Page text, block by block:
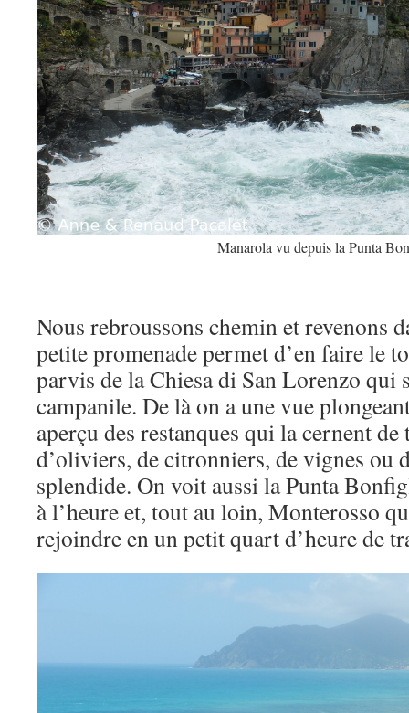
Manarola vu depuis la Punta
Nous rebroussons chemin et revenons
petite promenade permet d’en faire le
parvis de la Chiesa di San Lorenzo qui
campanile. De là on a une vue
aperçu des restanques qui la cernent
d’oliviers, de citronniers, de vignes ou
splendide. On voit aussi la Punta
à l’heure et, tout au loin, Monterosso
rejoindre en un petit quart d’heure de